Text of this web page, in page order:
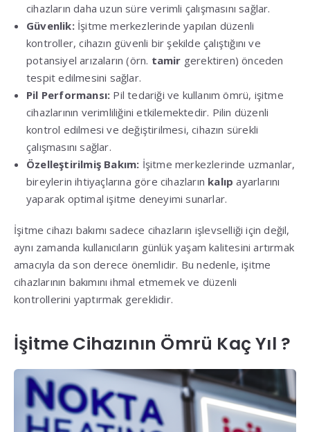
cihazların daha uzun süre verimli çalışmasını sağlar.
Güvenlik:İşitme merkezlerinde yapılan düzenli
kontroller, cihazın güvenli bir şekilde çalıştığını ve
potansiyel arızaların (örn. tamir gerektiren) önceden
tespit edilmesini sağlar.
Pil Performansı: Pil tedariği ve kullanım ömrü, işitme
cihazlarının verimliliğini etkilemektedir. Pilin düzenli
kontrol edilmesi ve değiştirilmesi, cihazın sürekli
çalışmasını sağlar.
Özelleştirilmiş Bakım: İşitme merkezlerinde uzmanlar,
bireylerin ihtiyaçlarına göre cihazların kalıp ayarlarını
yaparak optimal işitme deneyimi sunarlar.
İşitme cihazı bakımı sadece cihazların işlevselliği için değil,
aynı zamanda kullanıcıların günlük yaşam kalitesini artırmak
amacıyla da son derece önemlidir. Bu nedenle, işitme
cihazlarının bakımını ihmal etmemek ve düzenli
kontrollerini yaptırmak gereklidir.
İşitme Cihazının Ömrü Kaç Yıl ?